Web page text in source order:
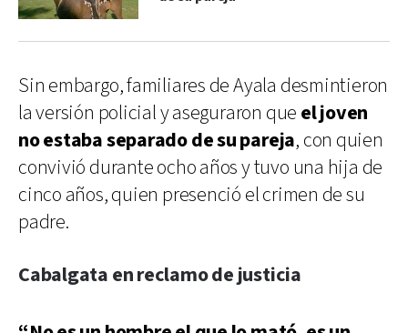
Sin embargo, familiares de Ayala desmintieron
la versión policial y aseguraron que el joven
no estaba separado de su pareja, con quien
convivió durante ocho años y tuvo una hija de
cinco años, quien presenció el crimen de su
padre.
Cabalgata en reclamo de justicia